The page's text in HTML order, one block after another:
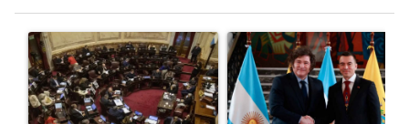
Un artículo de tendencia con el título "El Senado dio media
Un artículo de tendencia con